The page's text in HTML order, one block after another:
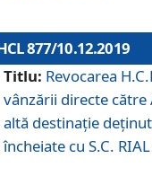
877/10.12.2019
Titlu: Revocarea
vânzării directe
altă destinație
încheiate cu S.C. RIAL